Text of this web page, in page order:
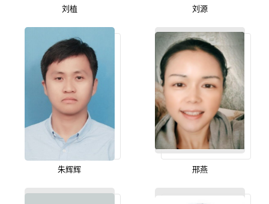
刘植 刘源
朱辉辉 邢燕